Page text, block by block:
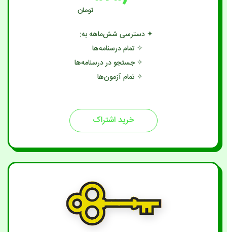
تومان
✦ دسترسی شش‌ماهه به:
✧ تمام درسنامه‌ها
✧ جستجو در درسنامه‌ها
✧ تمام آزمون‌ها
خرید اشتراک